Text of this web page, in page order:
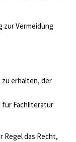
zur Vermeidung
erhalten, der
für Fachliteratur
Regel das Recht,